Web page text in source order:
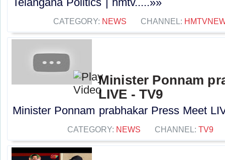
CATEGORY: NEWS CHANNEL:
Minister Ponnam
LIVE - TV9
Minister Ponnam prabhakar Press Meet
CATEGORY: NEWS CHANNEL: TV9